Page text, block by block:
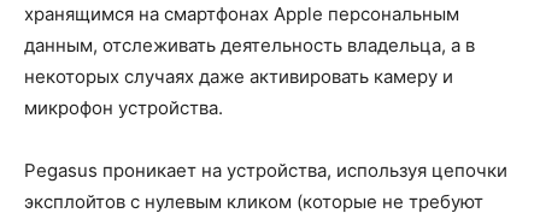
хранящимся на смартфонах Apple персональным
данным, отслеживать деятельность владельца, а в
некоторых случаях даже активировать камеру и
микрофон устройства.
Pegasus проникает на устройства, используя цепочки
эксплойтов с нулевым кликом (которые не требуют